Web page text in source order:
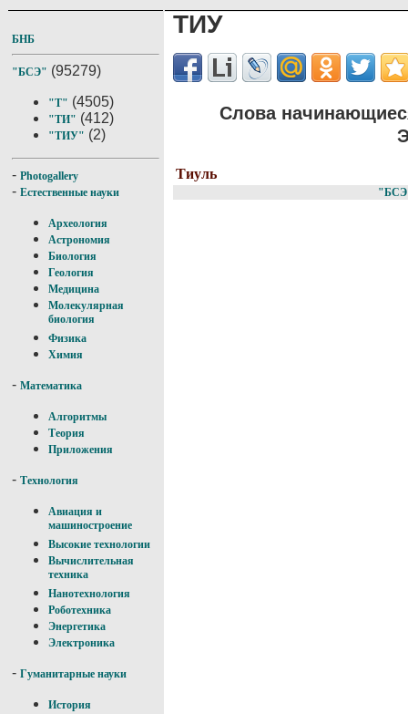
БНБ
"БСЭ" (95279)
"Т" (4505)
"ТИ" (412)
"ТИУ" (2)
- Photogallery
- Естественные науки
Археология
Астрономия
Биология
Геология
Медицина
Молекулярная
биология
Физика
Химия
- Математика
Алгоритмы
Теория
Приложения
- Технология
Авиация и
машиностроение
Высокие технологии
Вычислительная
техника
Нанотехнология
Роботехника
Энергетика
Электроника
- Гуманитарные науки
История
ТИУ
Слова
Тиуль